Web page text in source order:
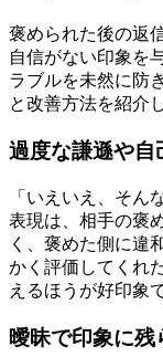
褒められた後の返
自信がない印象を
ラブルを未然に防
と改善方法を紹介
過度な謙遜や自
「いえいえ、そん
表現は、相手の褒
く、褒めた側に違
かく評価してくれ
えるほうが好印象
曖昧で印象に残